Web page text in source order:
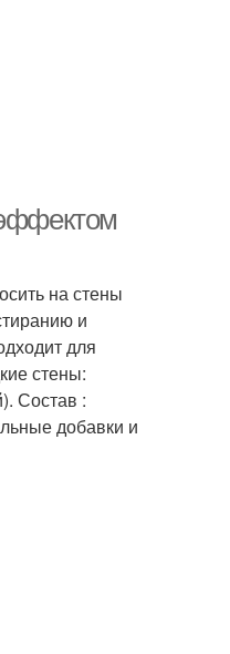
на стены
и
для
стены:
Состав :
добавки и